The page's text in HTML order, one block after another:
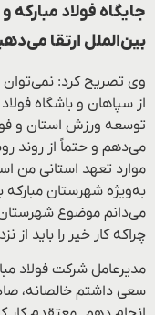
جایگاه فولاد
بین‌الملل ارتقا
وی تصریح کرد: نمی‌توان
از سپاهان و باشگاه
توسعه ورزش استان و
می‌دهم و حتماً از روند
موارد تعهد استانی من
به‌ویژه شهرستان مبارکه
می‌دانم موضوع شهرستان
چراکه کار خیر را باید از
مدیرعامل شرکت فولاد
سعی داشتم خالصانه،